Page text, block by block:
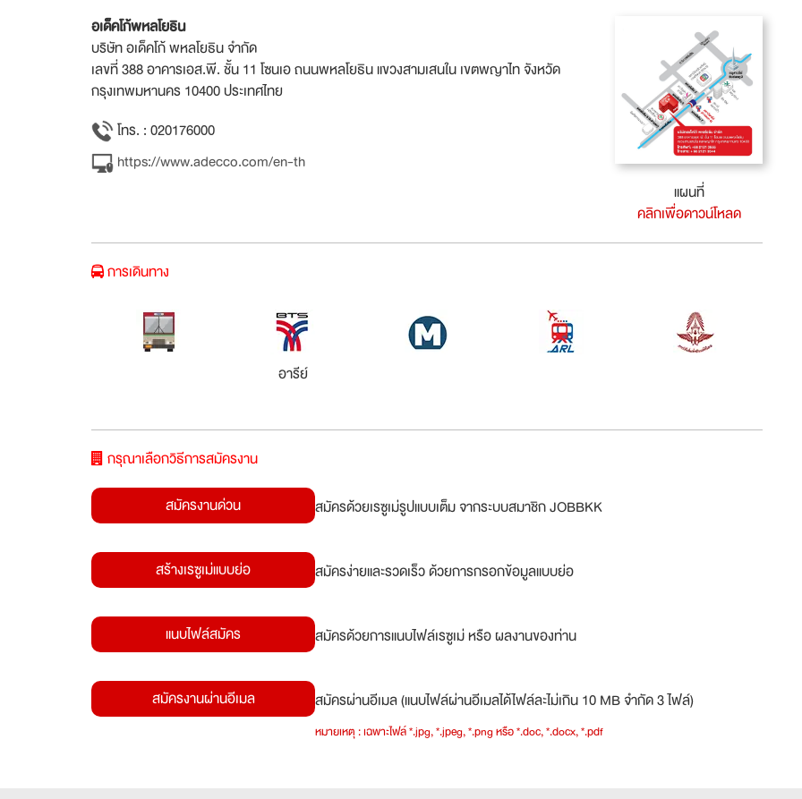
อเด็คโก้พหลโยธิน
บริษัท อเด็คโก้ พหลโยธิน จำกัด
เลขที่ 388 อาคารเอส.พี. ชั้น 11 โซนเอ ถนนพหลโยธิน แขวงสามเสนใน เขตพญาไท จังหวัด
กรุงเทพมหานคร 10400 ประเทศไทย
โทร. : 020176000
https://www.adecco.com/en-th
แผนที่
คลิกเพื่อดาวน์โหลด
การเดินทาง
อารีย์
กรุณาเลือกวิธีการสมัครงาน
สมัครงานด่วน
สมัครด้วยเรซูเม่รูปแบบเต็ม จากระบบสมาชิก JOBBKK
สร้างเรซูเม่แบบย่อ สมัครง่ายและรวดเร็ว ด้วยการกรอกข้อมูลแบบย่อ
แนบไฟล์สมัคร สมัครด้วยการแนบไฟล์เรซูเม่ หรือ ผลงานของท่าน
สมัครงานผ่านอีเมล สมัครผ่านอีเมล (แนบไฟล์ผ่านอีเมลได้ไฟล์ละไม่เกิน 10 MB จำกัด 3 ไฟล์)
หมายเหตุ : เฉพาะไฟล์ *.jpg, *.jpeg, *.png หรือ *.doc, *.docx, *.pdf